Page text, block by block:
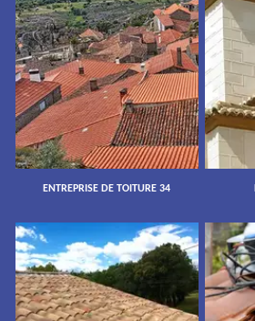
ENTREPRISE DE TOITURE 34